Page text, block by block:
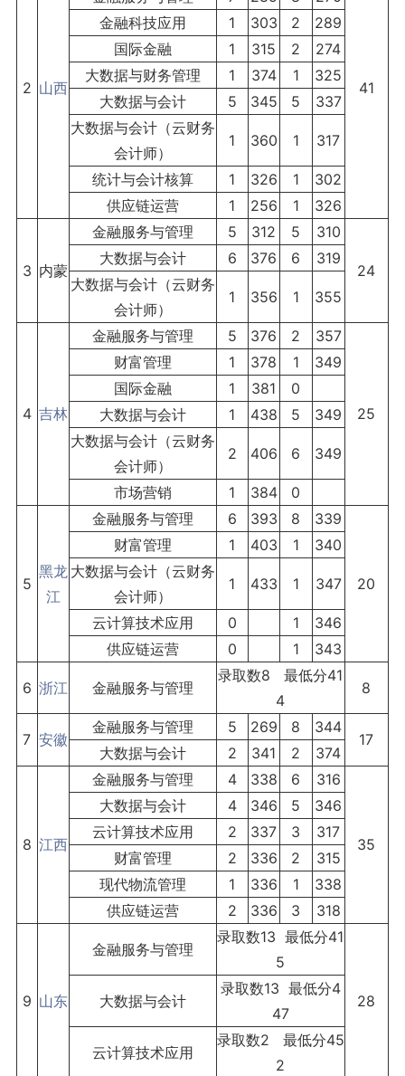
2 山西 41
金融科技应用
1 303 2
289
国际金融
1 315 2
274
大数据与财务管理
1 374 1
325
大数据与会计
5 345 5
337
大数据与会计（云财务
会计师）
1 360 1 317
统计与会计核算 1 326 1
302
供应链运营
1 256 1 326
3 内蒙
金融服务与管理 5 312 5 310
24
大数据与会计 6 376 6
319
大数据与会计（云财务
会计师）
1 356 1 355
4 吉林
金融服务与管理 5 376 2 357
25
财富管理 1 378 1
349
国际金融
1 381
0
大数据与会计
1 438 5
349
大数据与会计（云财务
会计师）
2 406 6 349
市场营销 1 384 0
5
黑龙
江
金融服务与管理 6 393 8 339
20
财富管理 1 403 1
340
大数据与会计（云财务
会计师）
1 433 1 347
云计算技术应用 0 1
346
供应链运营
0 1 343
6 浙江 金融服务与管理
录取数8 最低分41
4
8
7 安徽
金融服务与管理 5 269 8 344
17
大数据与会计 2 341 2 374
8 江西
金融服务与管理 4 338 6 316
35
大数据与会计 4 346 5
346
云计算技术应用
2 337 3
317
财富管理
2 336 2
315
现代物流管理
1 336 1
338
供应链运营
2 336 3 318
9 山东
金融服务与管理
录取数13 最低分41
5
28
大数据与会计
录取数13 最低分4
47
云计算技术应用
录取数2 最低分45
2